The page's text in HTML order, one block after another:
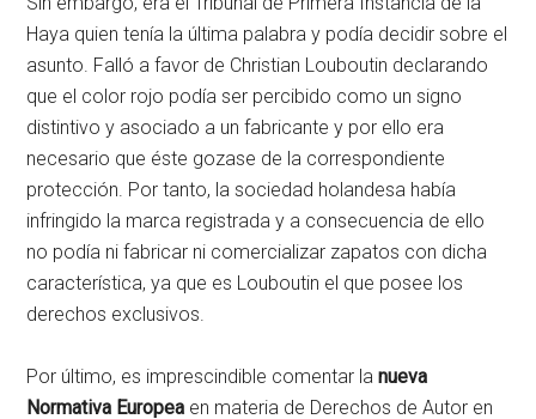
Haya quien tenía la última palabra y podía decidir sobre el
asunto. Falló a favor de Christian Louboutin declarando
que el color rojo podía ser percibido como un signo
distintivo y asociado a un fabricante y por ello era
necesario que éste gozase de la correspondiente
protección. Por tanto, la sociedad holandesa había
infringido la marca registrada y a consecuencia de ello
no podía ni fabricar ni comercializar zapatos con dicha
característica, ya que es Louboutin el que posee los
derechos exclusivos.
Por último, es imprescindible comentar lanueva
Normativa Europea en materia de Derechos de Autor en